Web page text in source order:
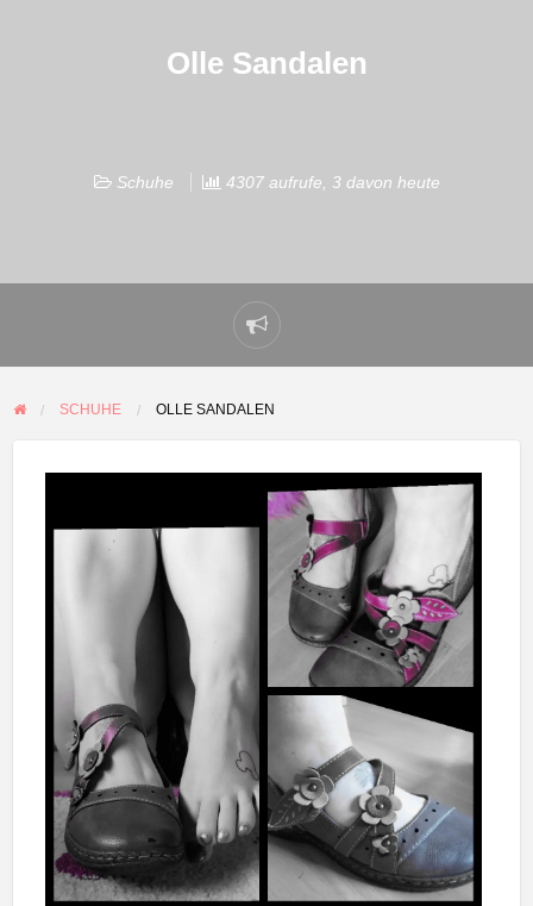
Olle Sandalen
Schuhe 4307 aufrufe, 3 davon heute
Problem
melden
SCHUHE OLLE SANDALEN